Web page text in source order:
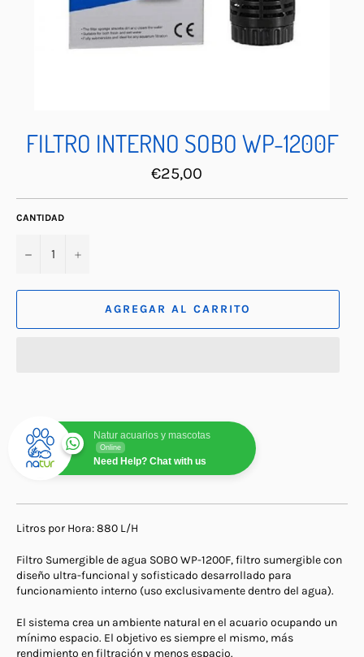
FILTRO INTERNO SOBO WP-1200F
Precio
habitual
€25,00
CANTIDAD
− +
AGREGAR AL CARRITO
Natur acuarios y mascotas
Online
Need Help? Chat with us
Litros por Hora: 880 L/H
Filtro Sumergible de agua SOBO WP-1200F, filtro sumergible con
diseño ultra-funcional y sofisticado desarrollado para
funcionamiento interno (uso exclusivamente dentro del agua).
El sistema crea un ambiente natural en el acuario ocupando un
mínimo espacio. El objetivo es siempre el mismo, más
rendimiento en filtración y menos espacio.